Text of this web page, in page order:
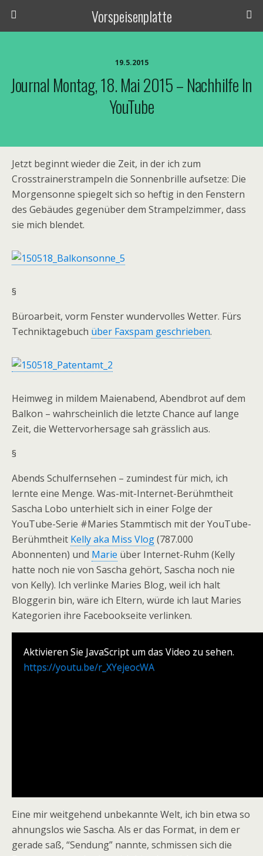
Vorspeisenplatte
19.5.2015
Journal Montag, 18. Mai 2015 – Nachhilfe In
YouTube
Jetzt beginnt wieder die Zeit, in der ich zum
Crosstrainerstrampeln die Sonnenbrille aufsetze: Die
Morgensonne spiegelt sich so heftig in den Fenstern
des Gebäudes gegenüber dem Strampelzimmer, dass
sie mich blendet.
§
Büroarbeit, vorm Fenster wundervolles Wetter. Fürs
Techniktagebuch über Faxspam geschrieben.
Heimweg in mildem Maienabend, Abendbrot auf dem
Balkon – wahrscheinlich die letzte Chance auf lange
Zeit, die Wettervorhersage sah grässlich aus.
§
Abends Schulfernsehen – zumindest für mich, ich
lernte eine Menge. Was-mit-Internet-Berühmtheit
Sascha Lobo unterhielt sich in einer Folge der
YouTube-Serie #Maries Stammtisch mit der YouTube-
Berühmtheit Kelly aka Miss Vlog(787.000
Abonnenten) und Marie über Internet-Ruhm (Kelly
hatte noch nie von Sascha gehört, Sascha noch nie
von Kelly). Ich verlinke Maries Blog, weil ich halt
Bloggerin bin, wäre ich Eltern, würde ich laut Maries
Kategorien ihre Facebookseite verlinken.
Aktivieren Sie JavaScript um das Video zu sehen.
https://youtu.be/r_XYejeocWA
Eine mir weitgehend unbekannte Welt, ich bin etwa so
ahnungslos wie Sascha. Als er das Format, in dem er
gerade saß, “Sendung” nannte, schmissen sich die